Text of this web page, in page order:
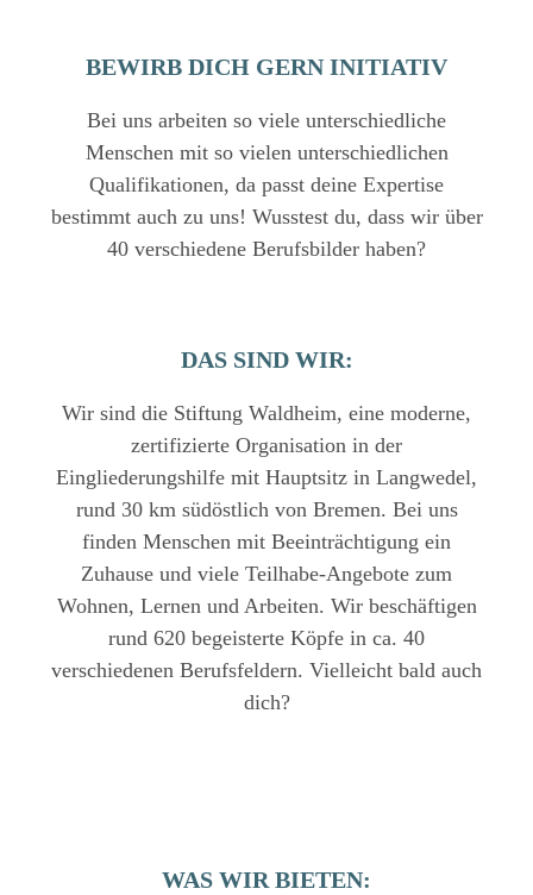
BEWIRB DICH GERN INITIATIV
Bei uns arbeiten so viele unterschiedliche
Menschen mit so vielen unterschiedlichen
Qualifikationen, da passt deine Expertise
bestimmt auch zu uns! Wusstest du, dass wir über
40 verschiedene Berufsbilder haben?
DAS SIND WIR:
Wir sind die Stiftung Waldheim, eine moderne,
zertifizierte Organisation in der
Eingliederungshilfe mit Hauptsitz in Langwedel,
rund 30 km südöstlich von Bremen. Bei uns
finden Menschen mit Beeinträchtigung ein
Zuhause und viele Teilhabe-Angebote zum
Wohnen, Lernen und Arbeiten. Wir beschäftigen
rund 620 begeisterte Köpfe in ca. 40
verschiedenen Berufsfeldern. Vielleicht bald auch
dich?
WAS WIR BIETEN: